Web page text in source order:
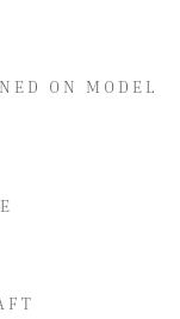
ON MODEL